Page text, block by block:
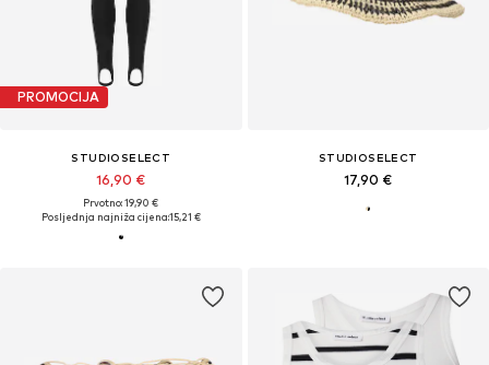
PROMOCIJA
STUDIOSELECT
16,90 €
Prvotno: 19,90 €
Posljednja najniža cijena:15,21 €
STUDIOSELECT
17,90 €